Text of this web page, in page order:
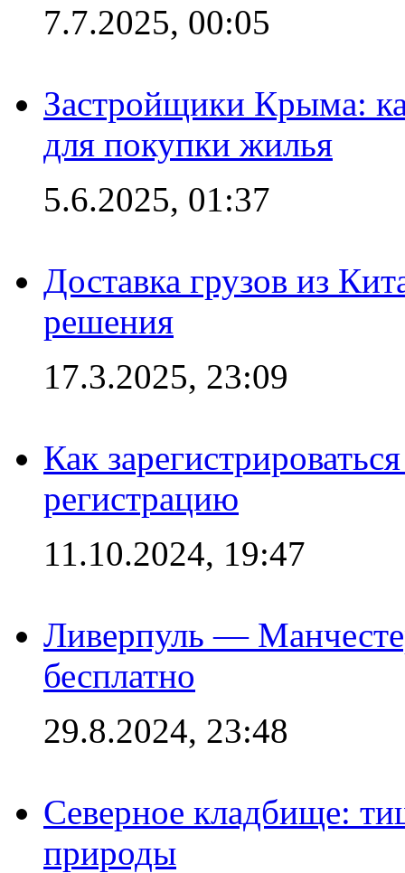
7.7.2025, 00:05
Застройщики Крыма:
для покупки жилья
5.6.2025, 01:37
Доставка грузов из
решения
17.3.2025, 23:09
Как
регистрацию
11.10.2024, 19:47
Ливерпуль —
бесплатно
29.8.2024, 23:48
Северное кладбище:
природы